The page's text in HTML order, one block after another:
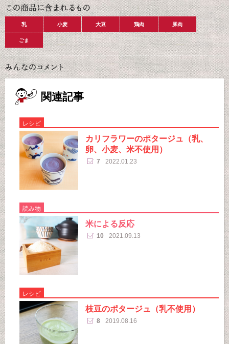
乳 小麦 大豆 鶏肉 豚肉
ごま
関連記事
レシピ
カリフラワーのポタージュ（乳、
卵、小麦、米不使用）
7 2022.01.23
読み物
米による反応
10 2021.09.13
レシピ
枝豆のポタージュ（乳不使用）
8 2019.08.16